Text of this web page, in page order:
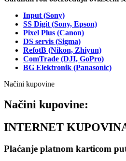
Input (Sony)
SS Digit (Sony, Epson)
Pixel Plus (Canon)
DS servis (Sigma)
RefotB (Nikon, Zhiyun)
ComTrade (DJI, GoPro)
BG Elektronik (Panasonic)
Načini kupovine
Načini kupovine:
INTERNET
Plaćanje platnom karticom